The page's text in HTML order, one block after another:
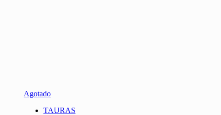
Agotado
TAURAS